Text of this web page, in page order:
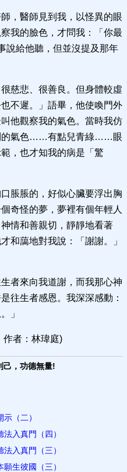
，醫師見到我，以怪異的眼
我的臉色，才問我：「你最
說給他聽，但並沒提及那年
慈悲、很善良。但身體較虛
不遲。」語畢，他使喚門外
他觀察我的氣色。當時我仿
的氣色……有點兒青綠……眼
，也才知我的病是「驚
脹脹的，好似心臟要浮出胸
奇怪的夢，夢裡有個年輕人
情和善親切，靜靜地看著
和藹地對我說：「謝謝。」
者來向我道謝，而我那心神
往生者感恩。我深深感動：
」
作者：林瑋庭)
己，功德無量!
（二）
入真門（四）
入真門（三）
生彼國（三）